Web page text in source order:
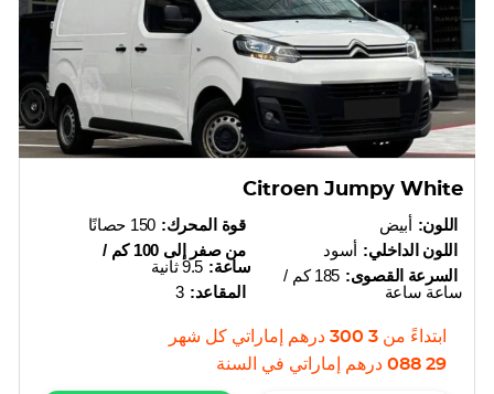
Citroen Jumpy White
قوة المحرك: 150 حصانًا
من صفر إلى 100 كم /
ساعة: 9.5 ثانية
المقاعد: 3
اللون: أبيض
اللون الداخلي: أسود
السرعة القصوى:
185 كم /
ساعة ساعة
ابتداءً من 3 300 درهم إماراتي كل شهر
29 088
درهم إماراتي في السنة